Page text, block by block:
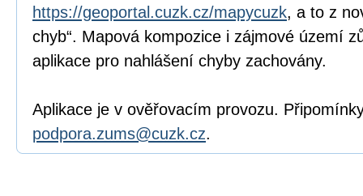
https://geoportal.cuzk.cz/mapycuzk, a to z
chyb“. Mapová kompozice i zájmové území
aplikace pro nahlášení chyby zachovány.
Aplikace je v ověřovacím provozu.
podpora.zums@cuzk.cz.